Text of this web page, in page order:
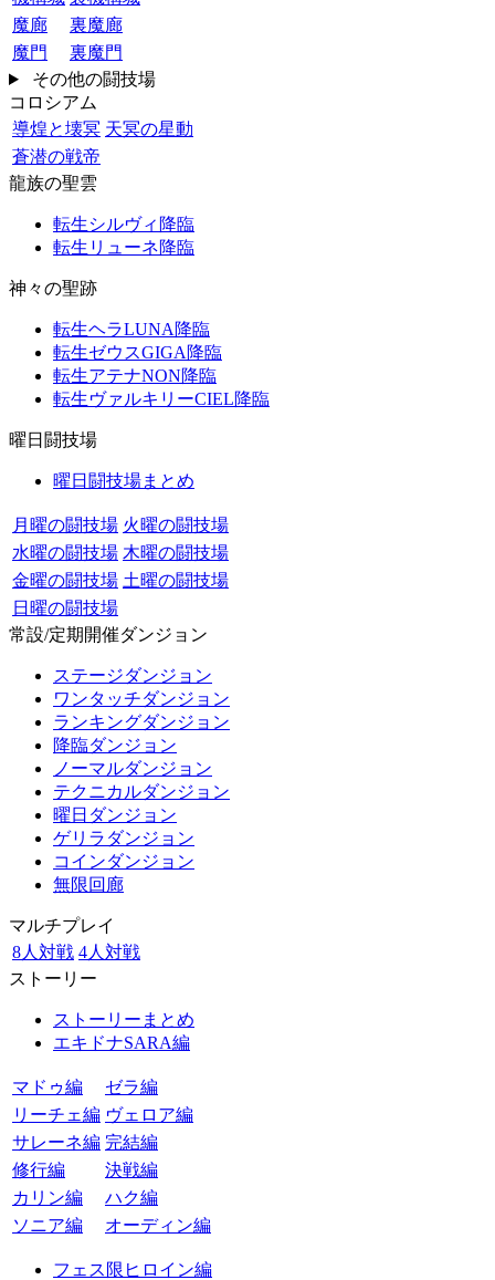
魔廊
裏魔廊
魔門
裏魔門
その他の闘技場
コロシアム
導煌と壊冥 天冥の星動
蒼潜の戦帝
龍族の聖雲
転生シルヴィ降臨
転生リューネ降臨
神々の聖跡
転生ヘラLUNA降臨
転生ゼウスGIGA降臨
転生アテナNON降臨
転生ヴァルキリーCIEL降臨
曜日闘技場
曜日闘技場まとめ
月曜の闘技場 火曜の闘技場
水曜の闘技場 木曜の闘技場
金曜の闘技場 土曜の闘技場
日曜の闘技場
常設/定期開催ダンジョン
ステージダンジョン
ワンタッチダンジョン
ランキングダンジョン
降臨ダンジョン
ノーマルダンジョン
テクニカルダンジョン
曜日ダンジョン
ゲリラダンジョン
コインダンジョン
無限回廊
マルチプレイ
8人対戦 4人対戦
ストーリー
ストーリーまとめ
エキドナSARA編
マドゥ編
ゼラ編
リーチェ編 ヴェロア編
サレーネ編 完結編
修行編
決戦編
カリン編
ハク編
ソニア編
オーディン編
フェス限ヒロイン編